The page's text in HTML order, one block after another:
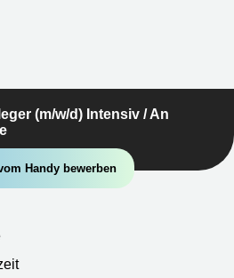
(m/w/d) Intensiv / An
Handy bewerben